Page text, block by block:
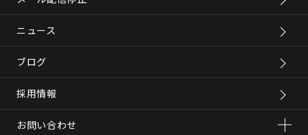
ニュース
ブログ
採用情報
お問い合わせ